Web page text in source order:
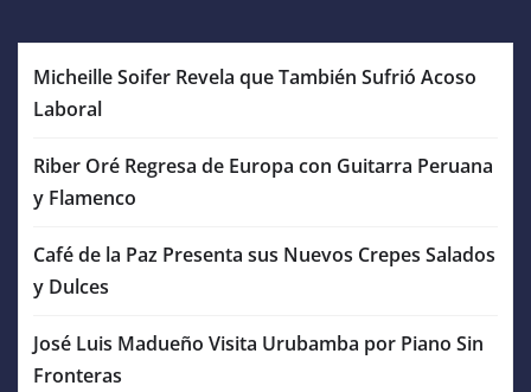
Micheille Soifer Revela que También Sufrió Acoso
Laboral
Riber Oré Regresa de Europa con Guitarra Peruana
y Flamenco
Café de la Paz Presenta sus Nuevos Crepes Salados
y Dulces
José Luis Madueño Visita Urubamba por Piano Sin
Fronteras